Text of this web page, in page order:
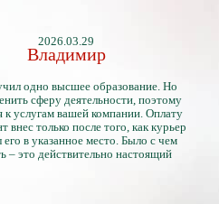
2026.03.29
Владимир
одно высшее образование. Но
сферу деятельности, поэтому
к услугам вашей компании. Оплату
внес только после того, как курьер
его в указанное место. Было с чем
– это действительно настоящий